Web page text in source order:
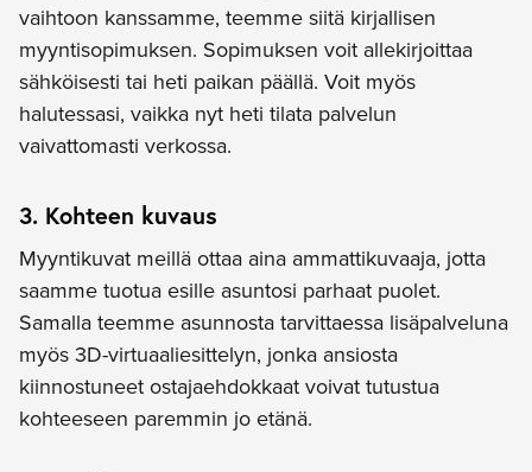
vaihtoon kanssamme, teemme siitä kirjallisen
myyntisopimuksen. Sopimuksen voit allekirjoittaa
sähköisesti tai heti paikan päällä. Voit myös
halutessasi, vaikka nyt heti tilata palvelun
vaivattomasti verkossa.
3. Kohteen kuvaus
Myyntikuvat meillä ottaa aina ammattikuvaaja, jotta
saamme tuotua esille asuntosi parhaat puolet.
Samalla teemme asunnosta tarvittaessa lisäpalveluna
myös 3D-virtuaaliesittelyn, jonka ansiosta
kiinnostuneet ostajaehdokkaat voivat tutustua
kohteeseen paremmin jo etänä.